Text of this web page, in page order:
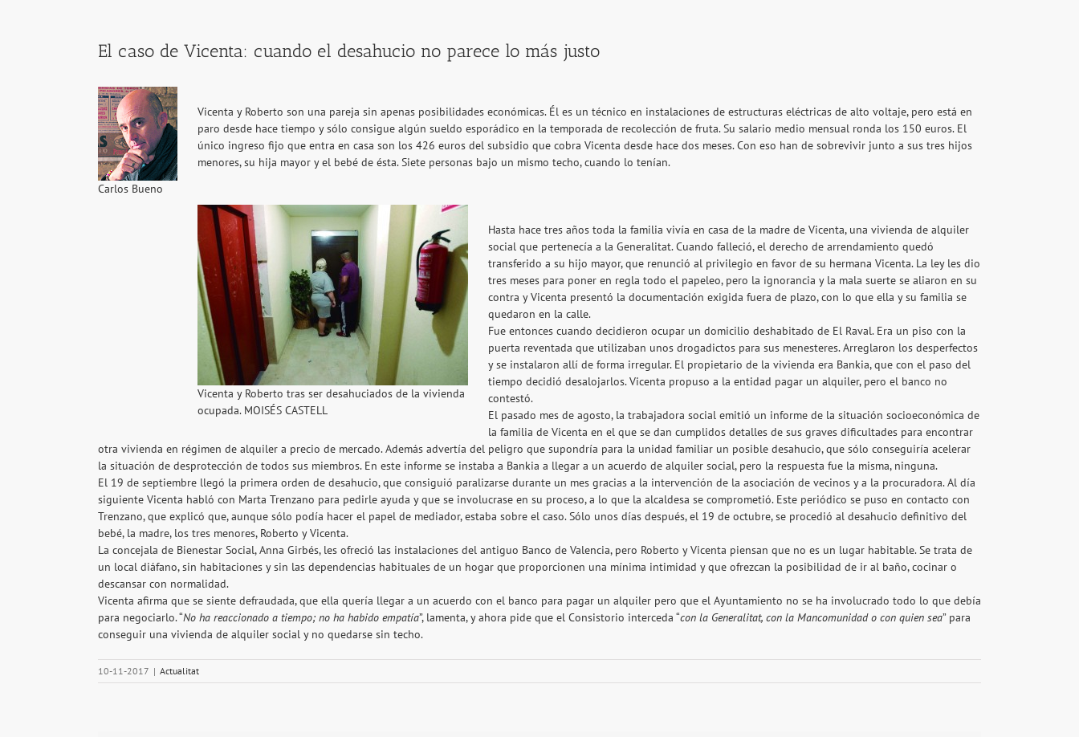
El caso de Vicenta: cuando el desahucio no parece lo más justo
Carlos Bueno
Vicenta y Roberto son una pareja sin apenas posibilidades económicas. Él es un técnico en instalaciones de estructuras eléctricas de alto voltaje, pero está en
paro desde hace tiempo y sólo consigue algún sueldo esporádico en la temporada de recolección de fruta. Su salario medio mensual ronda los 150 euros. El
único ingreso fijo que entra en casa son los 426 euros del subsidio que cobra Vicenta desde hace dos meses. Con eso han de sobrevivir junto a sus tres hijos
menores, su hija mayor y el bebé de ésta. Siete personas bajo un mismo techo, cuando lo tenían.
Vicenta y Roberto tras ser desahuciados de la vivienda
ocupada. MOISÉS CASTELL
Hasta hace tres años toda la familia vivía en casa de la madre de Vicenta, una vivienda de alquiler
social que pertenecía a la Generalitat. Cuando falleció, el derecho de arrendamiento quedó
transferido a su hijo mayor, que renunció al privilegio en favor de su hermana Vicenta. La ley les dio
tres meses para poner en regla todo el papeleo, pero la ignorancia y la mala suerte se aliaron en su
contra y Vicenta presentó la documentación exigida fuera de plazo, con lo que ella y su familia se
quedaron en la calle.
Fue entonces cuando decidieron ocupar un domicilio deshabitado de El Raval. Era un piso con la
puerta reventada que utilizaban unos drogadictos para sus menesteres. Arreglaron los desperfectos
y se instalaron allí de forma irregular. El propietario de la vivienda era Bankia, que con el paso del
tiempo decidió desalojarlos. Vicenta propuso a la entidad pagar un alquiler, pero el banco no
contestó.
El pasado mes de agosto, la trabajadora social emitió un informe de la situación socioeconómica de
la familia de Vicenta en el que se dan cumplidos detalles de sus graves dificultades para encontrar
otra vivienda en régimen de alquiler a precio de mercado. Además advertía del peligro que supondría para la unidad familiar un posible desahucio, que sólo conseguiría acelerar
la situación de desprotección de todos sus miembros. En este informe se instaba a Bankia a llegar a un acuerdo de alquiler social, pero la respuesta fue la misma, ninguna.
El 19 de septiembre llegó la primera orden de desahucio, que consiguió paralizarse durante un mes gracias a la intervención de la asociación de vecinos y a la procuradora. Al día
siguiente Vicenta habló con Marta Trenzano para pedirle ayuda y que se involucrase en su proceso, a lo que la alcaldesa se comprometió. Este periódico se puso en contacto con
Trenzano, que explicó que, aunque sólo podía hacer el papel de mediador, estaba sobre el caso. Sólo unos días después, el 19 de octubre, se procedió al desahucio definitivo del
bebé, la madre, los tres menores, Roberto y Vicenta.
La concejala de Bienestar Social, Anna Girbés, les ofreció las instalaciones del antiguo Banco de Valencia, pero Roberto y Vicenta piensan que no es un lugar habitable. Se trata de
un local diáfano, sin habitaciones y sin las dependencias habituales de un hogar que proporcionen una mínima intimidad y que ofrezcan la posibilidad de ir al baño, cocinar o
descansar con normalidad.
Vicenta afirma que se siente defraudada, que ella quería llegar a un acuerdo con el banco para pagar un alquiler pero que el Ayuntamiento no se ha involucrado todo lo que debía
para negociarlo. “No ha reaccionado a tiempo; no ha habido empatía”, lamenta, y ahora pide que el Consistorio interceda “con la Generalitat, con la Mancomunidad o con quien sea” para
conseguir una vivienda de alquiler social y no quedarse sin techo.
10-11-2017 | Actualitat